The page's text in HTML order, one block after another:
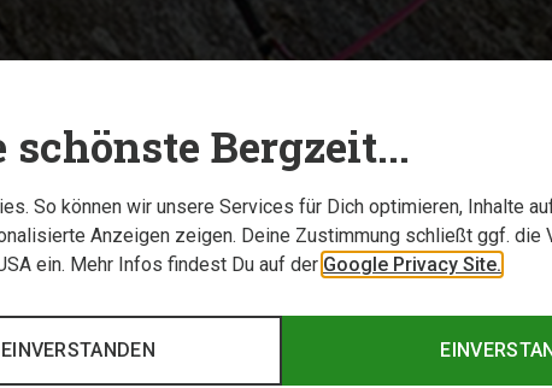
schönste Bergzeit...
So können wir unsere Services für Dich optimieren, Inhalte
Anzeigen zeigen. Deine Zustimmung schließt ggf. die
ein. Mehr Infos findest Du auf der Google Privacy Site.